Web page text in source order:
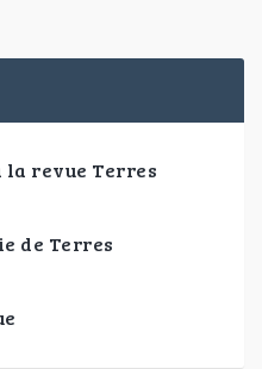
la revue Terres
de Terres